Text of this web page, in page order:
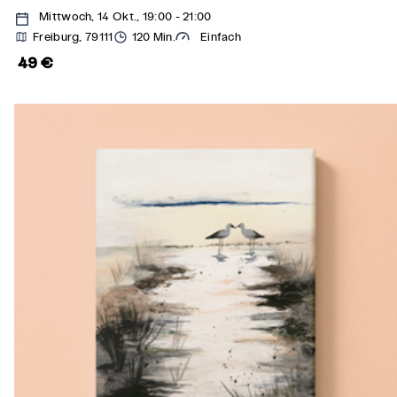
Mittwoch, 14 Okt., 19:00 - 21:00
Freiburg, 79111
120 Min. Einfach
49 €